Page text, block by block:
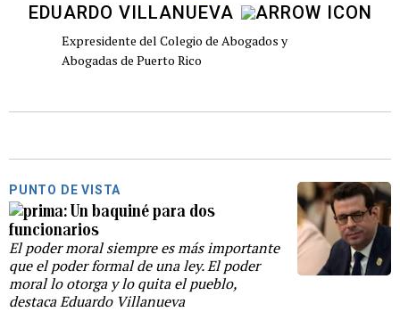
EDUARDO VILLANUEVA
Expresidente del Colegio de Abogados y
Abogadas de Puerto Rico
PUNTO DE VISTA
Un baquiné para dos
funcionarios
El poder moral siempre es más importante
que el poder formal de una ley. El poder
moral lo otorga y lo quita el pueblo,
destaca Eduardo Villanueva